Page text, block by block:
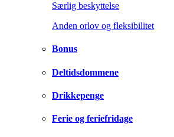
Særlig beskyttelse
Anden orlov og fleksibilitet
Bonus
Deltidsdommene
Drikkepenge
Ferie og feriefridage